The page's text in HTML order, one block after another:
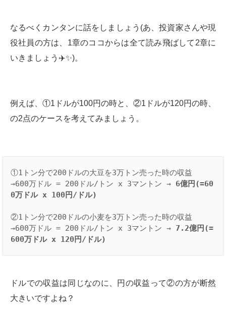
なるべくカンタンに話をしましょう(あ、投資家さんや現
役社員の方は、1章のココからは全て読み飛ばして2章に
いきましょう✈️✨)。
例えば、①1ドルが100円の時と、②1ドルが120円の時、
の2点のケースを考えてみましょう。
①1トン分で200ドルの大豆を3万トン売った時の収益
→600万ドル = 200ドル/トン x 3マントン → 6億円(=60
0万ドル x 100円/ドル)
②1トン分で200ドルの小麦を3万トン売った時の収益
→600万ドル = 200ドル/トン x 3マントン → 7.2億円(=
600万ドル x 120円/ドル)
ドルでの収益は同じなのに、円の収益って②の方が断然
大きいですよね？